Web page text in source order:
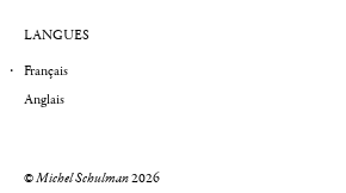
LANGUES
Français
Anglais
©Michel Schulman2026